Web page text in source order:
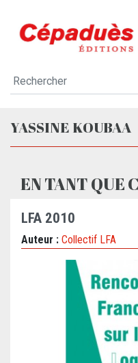
YASSINE KOUBAA
EN TANT QUE
LFA 2010
Auteur : Collectif LFA